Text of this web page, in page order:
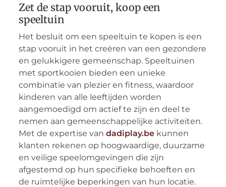
Zet de stap vooruit, koop een
speeltuin
Het besluit om een speeltuin te kopen is een
stap vooruit in het creëren van een gezondere
en gelukkigere gemeenschap. Speeltuinen
met sportkooien bieden een unieke
combinatie van plezier en fitness, waardoor
kinderen van alle leeftijden worden
aangemoedigd om actief te zijn en deel te
nemen aan gemeenschappelijke activiteiten.
Met de expertise van dadiplay.bekunnen
klanten rekenen op hoogwaardige, duurzame
en veilige speelomgevingen die zijn
afgestemd op hun specifieke behoeften en
de ruimtelijke beperkingen van hun locatie.